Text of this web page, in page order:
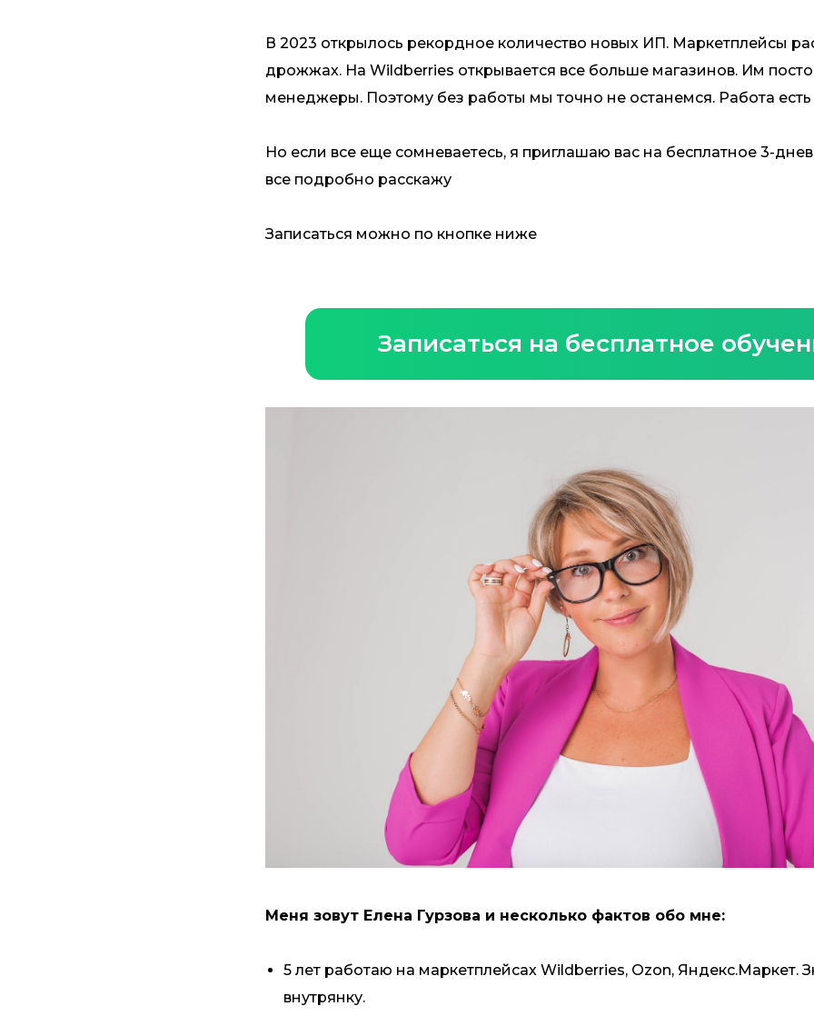
В 2023 открылось рекордное количество новых ИП. Маркетплейсы
дрожжах. На Wildberries открывается все больше магазинов. Им
менеджеры. Поэтому без работы мы точно не останемся. Работа есть
Но если все еще сомневаетесь, я приглашаю вас на бесплатное 3-
все подробно расскажу
Записаться можно по кнопке ниже
Записаться на бесплатное
Меня зовут Елена Гурзова и несколько фактов обо мне:
5 лет работаю на маркетплейсах Wildberries, Ozon, Яндекс.Маркет.
внутрянку.